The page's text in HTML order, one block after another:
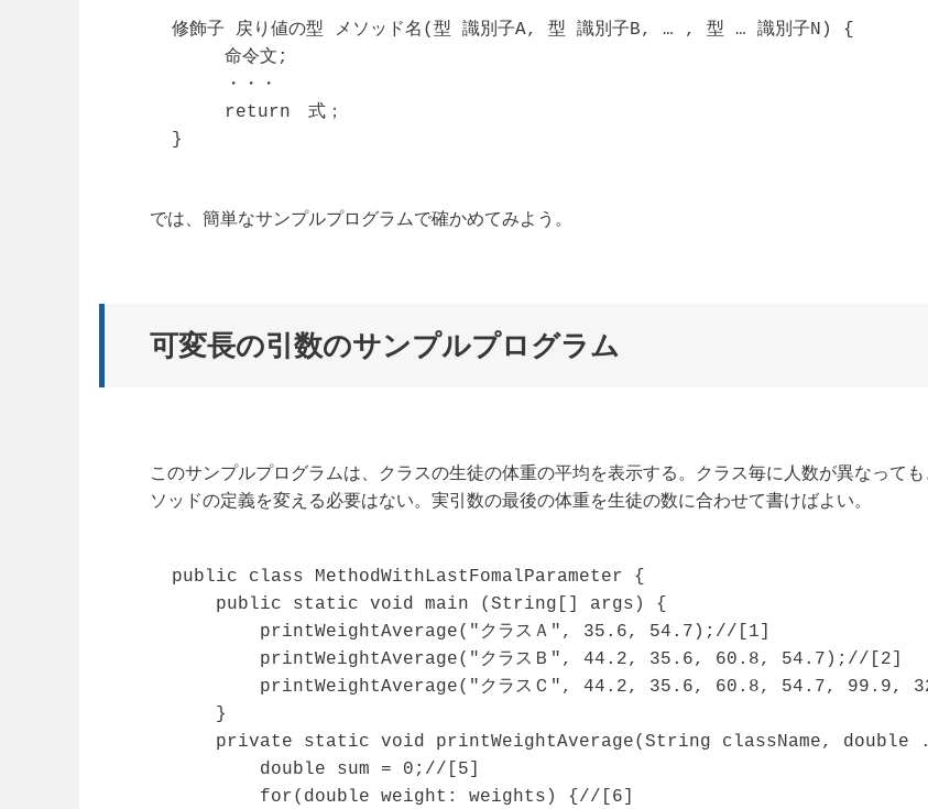
修飾子 戻り値の型 メソッド名(型 識別子A, 型 識別子B, … , 型 … 識別子N) {
命令文;
・・・
return　式；
}
では、簡単なサンプルプログラムで確かめてみよう。
可変長の引数のサンプルプログラム
このサンプルプログラムは、クラスの生徒の体重の平均を表示する。クラス毎に人数が異なっても
ソッドの定義を変える必要はない。実引数の最後の体重を生徒の数に合わせて書けばよい。
public class MethodWithLastFomalParameter {
    public static void main (String[] args) {
        printWeightAverage("クラスＡ", 35.6, 54.7);//[1]
        printWeightAverage("クラスＢ", 44.2, 35.6, 60.8, 54.7);//[2]
printWeightAverage("クラスＣ", 44.2, 35.6, 60.8, 54.7, 99.9,
    }
private static void printWeightAverage(String className, double
        double sum = 0;//[5]
        for(double weight: weights) {//[6]